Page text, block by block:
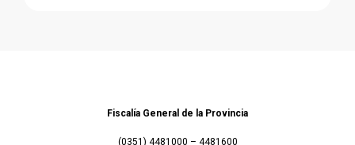
Fiscalía General de la Provincia
(0351) 4481000 – 4481600